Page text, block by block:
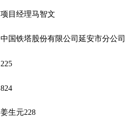
项目经理马智文
中国铁塔股份有限公司延安市分公司
225
824
姜生元228